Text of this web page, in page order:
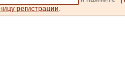
регистрации.